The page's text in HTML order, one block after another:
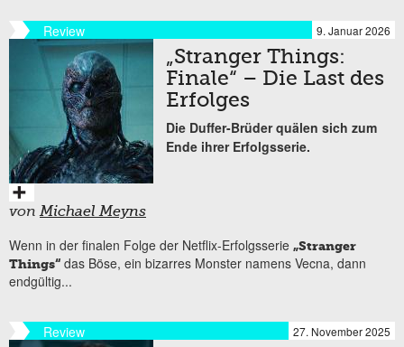
Review 9. Januar 2026
„Stranger Things:
Finale“ – Die Last des
Erfolges
Die Duffer-Brüder quälen sich zum
Ende ihrer Erfolgsserie.
vonMichael Meyns
Wenn in der finalen Folge der Netflix-Erfolgsserie „Stranger
Things“ das Böse, ein bizarres Monster namens Vecna, dann
endgültig...
Review 27. November 2025